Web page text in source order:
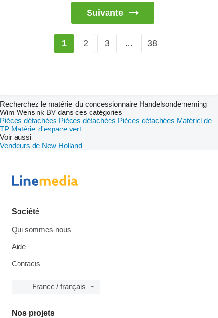
Suivante
1 2 3 … 38
Recherchez le matériel du concessionnaire Handelsonderneming
Wim Wensink BV dans ces catégories
Pièces détachées Pièces détachées Pièces détachées Matériel de
TP Matériel d'espace vert
Voir aussi
Vendeurs de New Holland
Société
Qui sommes-nous
Aide
Contacts
France / français
Nos projets